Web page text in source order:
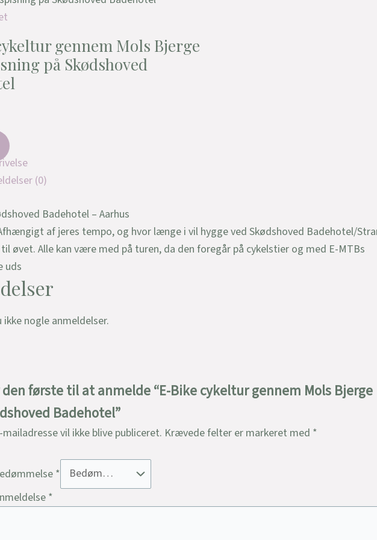
gennem Mols Bjerge
på Skødshoved
(0)
Badehotel – Aarhus
af jeres tempo, og hvor længe i vil hygge ved Skødshoved Badehotel/
øvet. Alle kan være med på turen, da den foregår på cykelstier og med E-MTBs
uds
ikke nogle anmeldelser.
første til at anmelde “E-Bike cykeltur gennem Mols
Badehotel”
mailadresse vil ikke blive publiceret. Krævede felter er markeret med *
*
*